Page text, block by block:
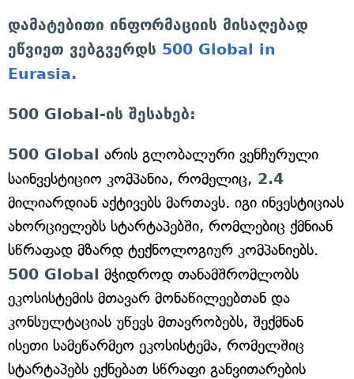
დამატებითი ინფორმაციის მისაღებად
ეწვიეთ ვებგვერდს 500 Global in
Eurasia.
500 Global-ის შესახებ:
500 Global არის გლობალური ვენჩურული
საინვესტიციო კომპანია, რომელიც, 2.4
მილიარდიან აქტივებს მართავს. იგი ინვესტიციას
ახორციელებს სტარტაპებში, რომლებიც ქმნიან
სწრაფად მზარდ ტექნოლოგიურ კომპანიებს.
500 Global მჭიდროდ თანამშრომლობს
ეკოსისტემის მთავარ მონაწილეებთან და
კონსულტაციას უწევს მთავრობებს, შექმნან
ისეთი სამეწარმეო ეკოსისტემა, რომელშიც
სტარტაპებს ექნებათ სწრაფი განვითარების